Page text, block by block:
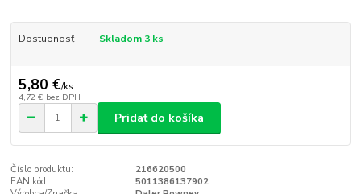
Dostupnosť Skladom 3 ks
5,80 €/ks
4,72 € bez DPH
Pridať do košíka
Číslo produktu:
216620500
EAN kód:
5011386137902